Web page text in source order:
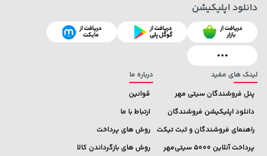
1,143,000 تومان
1,187,000
خرید 292,080,000 تومان
لینک های مفید
پنل فروشندگان سیتی مهر
دانلود اپلیکیشن فروشندگان
راهنمای فروشندگان و ثبت تیکت
پرداخت آنلاین 5000 سیتی‌مهر
درباره ما
قوانین
ارتباط با ما
روش های پرداخت
روش های بازگرداندن کالا
دانلود اپلیکیشن